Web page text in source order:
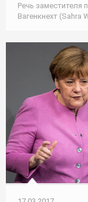
Речь заместителя
Вагенкнехт (Sahra